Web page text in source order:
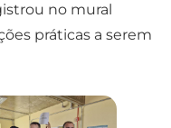
no mural
práticas a serem